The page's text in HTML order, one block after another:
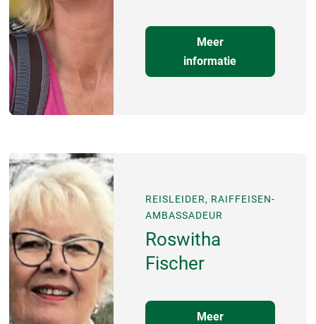
Meer
informatie
REISLEIDER, RAIFFEISEN-
AMBASSADEUR
Roswitha
Fischer
Meer